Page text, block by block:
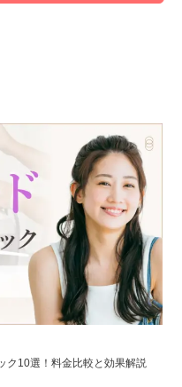
ク10選！料金比較と効果解説